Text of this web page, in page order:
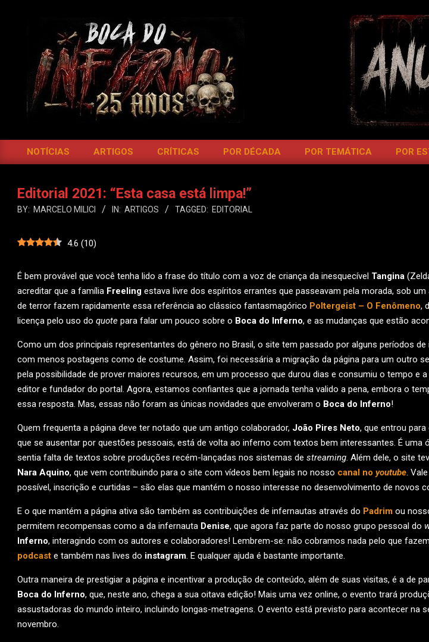
BOCA
DO
Primary
Menu
NOTÍCIAS ARTIGOS CRÍTICAS POR DÉCADA POR TEMÁTICA POR
Editorial 2021: “Esta casa está limpa!”
BY: MARCELO MILICI IN: ARTIGOS TAGGED: EDITORIAL
4.6 (10)
É bem provável que você tenha lido a frase do título com a voz de criança da inesquecível Tangina
acreditar que a família Freeling estava livre dos espíritos errantes que passeavam pela morada, sob
de terror fazem rapidamente essa referência ao clássico fantasmagórico Poltergeist – O Fenômeno,
licença pelo uso do quote para falar um pouco sobre o Boca do Inferno, e as mudanças que estão
Como um dos principais representantes do gênero no Brasil, o site tem passado por alguns períodos de
com menos postagens como de costume. Assim, foi necessária a migração da página para um outro
pela possibilidade de prover maiores recursos, em um processo que durou dias e consumiu o tempo e
editor e fundador do portal. Agora, estamos confiantes que a jornada tenha valido a pena, embora o
essa resposta. Mas, essas não foram as únicas novidades que envolveram o Boca do Inferno!
Quem frequenta a página deve ter notado que um antigo colaborador, João Pires Neto, que entrou
que se ausentar por questões pessoais, está de volta ao inferno com textos bem interessantes. É uma
sentia falta de textos sobre produções recém-lançadas nos sistemas de streaming. Além dele, o site
Nara Aquino, que vem contribuindo para o site com vídeos bem legais no nosso canal no youtube.
possível, inscrição e curtidas – são elas que mantém o nosso interesse no desenvolvimento de novos
E o que mantém a página ativa são também as contribuições de infernautas através do Padrim ou
permitem recompensas como a da infernauta Denise, que agora faz parte do nosso grupo pessoal do
Inferno, interagindo com os autores e colaboradores! Lembrem-se: não cobramos nada pelo que
podcast e também nas lives do instagram. E qualquer ajuda é bastante importante.
Outra maneira de prestigiar a página e incentivar a produção de conteúdo, além de suas visitas, é a de
Boca do Inferno, que, neste ano, chega a sua oitava edição! Mais uma vez online, o evento trará
assustadoras do mundo inteiro, incluindo longas-metragens. O evento está previsto para acontecer na
novembro.